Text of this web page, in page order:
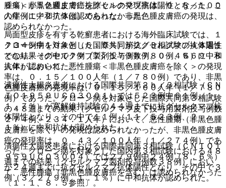
腫瘍＜非黒色腫皮膚癌を除く＞の発現率は、０．８／１００
人年（１／２７９例）であった。非黒色腫皮膚癌の発現は、
認められなかった。
クローン病を対象とした国際共同第２／３相試験の４８週ま
での結果（グセルクマブ製剤投与例数７８０例、６６９．８
人年）において、悪性腫瘍＜非黒色腫皮膚癌を除く＞の発現
率は、０．１５／１００人年（１／７８０例）であり、非黒
色腫皮膚癌の発現率は、０．１５／１００人年（１／７８０
例）であった。クローン病を対象とした国際共同第３相試験
の４８週までの結果（グセルクマブ皮下投与用製剤投与例数
２７４例、２３４．１人年）において、悪性腫瘍（非黒色腫
皮膚癌を除く）の発現は認められなかったが、非黒色腫皮膚
癌の発現率は、０．４３／１００人年（１／２７４例）であ
った。クローン病を対象とした国内第３相試験における４８
週までの結果（グセルクマブ製剤投与例数３８例）におい
て、悪性腫瘍（非黒色腫皮膚癌を含む）は認められなかった
〔１．１、８．５参照〕。
６％）が５２週までに抗グセルクマブ抗体陽性となった。こ
の症例に中和抗体は認められなかった。
局面型皮疹を有する乾癬患者における海外臨床試験では、１
７３４例中１０４例（６．０％）が抗グセルクマブ抗体陽性
となり、その中で７例（７／１７３４例、０．４％）に中和
抗体が認められた。
潰瘍性大腸炎患者における国際共同第２ｂ／３相試験（ＣＮ
ＴＯ１９５９ＵＣＯ３００１）では５２３例中６１例（１
１．７％）が寛解維持試験の４４週までに抗グセルクマブ抗
体陽性となり、その中で１１例（１１／５２３例、２．
１％）に中和抗体が認められた。
潰瘍性大腸炎患者における国際共同第３相試験（ＣＮＴＯ１
９５９ＵＣＯ３００４）では２７９例中２４例（８．６％）
が２４週までに抗グセルクマブ抗体陽性となり、その中で３
例（３／２７９例、１．１％）に中和抗体が認められた。